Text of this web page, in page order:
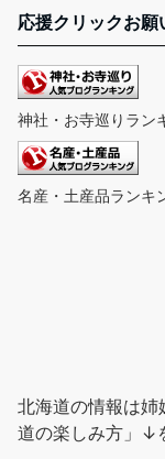
応援クリックお願
神社・お寺巡りラン
名産・土産品ランキ
北海道の情報は
道の楽しみ方」↓